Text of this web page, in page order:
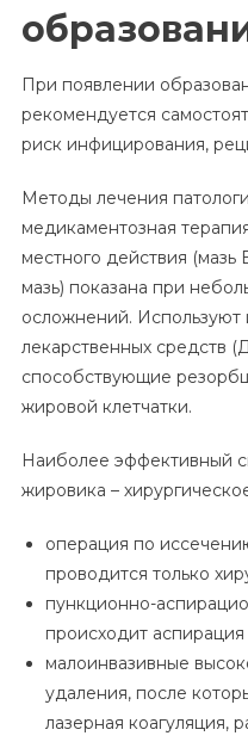
При появлении
рекомендуется
риск инфицирования,
Методы лечения
медикаментозная
местного действия
мазь) показана при
осложнений.
лекарственных средств
способствующие
жировой клетчатки.
Наиболее эффективный
жировика –
операция по
проводится только
пункционно-
происходит
малоинвазивные
удаления, после
лазерная коагуляция,